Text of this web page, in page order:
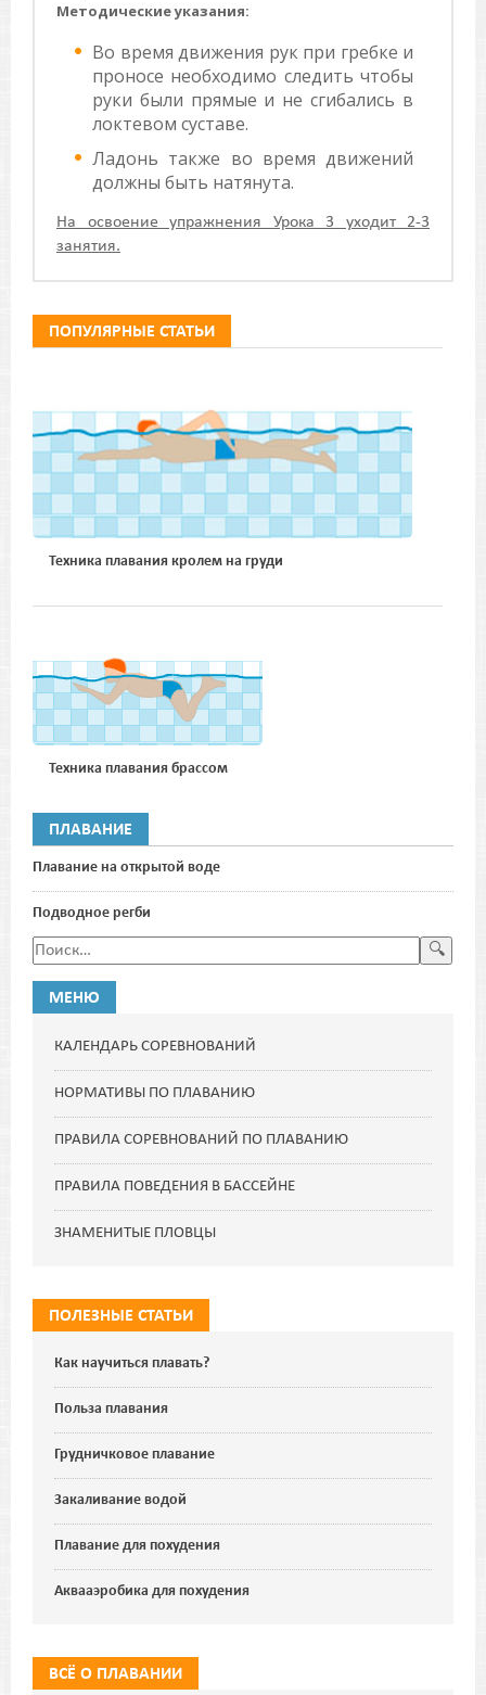
Методические указания:
Во время движения рук при гребке и
проносе необходимо следить чтобы
руки были прямые и не сгибались в
локтевом суставе.
Ладонь также во время движений
должны быть натянута.
На освоение упражнения Урока 3 уходит 2-3
занятия.
ПОПУЛЯРНЫЕ СТАТЬИ
Техника плавания кролем на груди
Техника плавания брассом
ПЛАВАНИЕ
Плавание на открытой воде
Подводное регби
МЕНЮ
КАЛЕНДАРЬ СОРЕВНОВАНИЙ
НОРМАТИВЫ ПО ПЛАВАНИЮ
ПРАВИЛА СОРЕВНОВАНИЙ ПО ПЛАВАНИЮ
ПРАВИЛА ПОВЕДЕНИЯ В БАССЕЙНЕ
ЗНАМЕНИТЫЕ ПЛОВЦЫ
ПОЛЕЗНЫЕ СТАТЬИ
Как научиться плавать?
Польза плавания
Грудничковое плавание
Закаливание водой
Плавание для похудения
Аквааэробика для похудения
ВСЁ О ПЛАВАНИИ